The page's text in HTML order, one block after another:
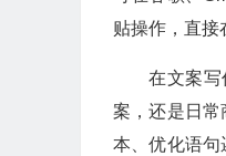
贴操作，直接
在文案
案，还是日常
本、优化语句